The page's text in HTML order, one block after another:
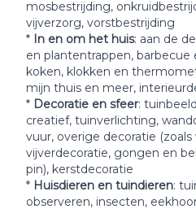
mosbestrijding,
vijverzorg, vorstbestrijding
* In en om het huis: aan de
en plantentrappen, barbecue
koken, klokken en
mijn thuis en meer,
* Decoratie en sfeer:
creatief, tuinverlichting,
vuur, overige decoratie
vijverdecoratie, gongen en
pin), kerstdecoratie
* Huisdieren en tuindieren:
observeren, insecten,